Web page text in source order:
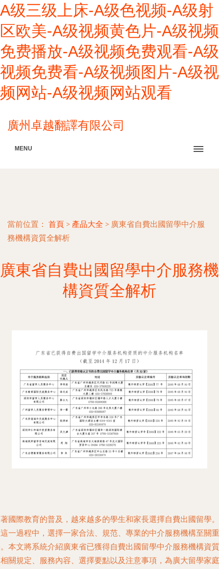
A级三级上床-A级色视频-A级射
区欧美-A级视频黄色片-A级视频
免费播放-A级视频免费观看-A级
视频免费看-A级视频图片-A级视
频网站-A级视频网站观看
廣州卓越翻譯有限公司
MENU
當前位置： 首頁 > 產品大全 > 廣東省自費出國留學中介服
務機構資質全解析
廣東省自費出國留學中介服務機
構資質全解析
國際教育的普及，越來越多的學生和家長選擇自費出國留學。
一過程中，選擇一家合法、規范、專業的中介服務機構至關重
本文將系統介紹廣東省已獲得自費出國留學中介服務機構資質
關規定、服務內容、選擇要點以及注意事項，為廣大留學家庭